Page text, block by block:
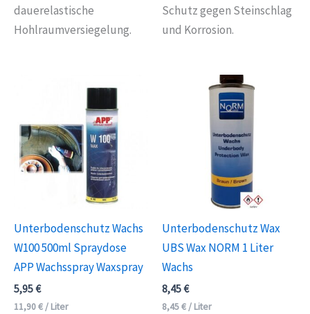
dauerelastische
Hohlraumversiegelung.
Schutz gegen Steinschlag
und Korrosion.
Unterbodenschutz Wachs
W100 500ml Spraydose
APP Wachsspray Waxspray
5,95€
11,90€ / Liter
Unterbodenschutz Wax
UBS Wax NORM 1 Liter
Wachs
8,45€
8,45€ / Liter